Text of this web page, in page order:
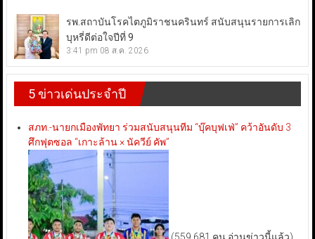
รพ.สถาบันโรคไตภูมิราชนครินทร์ สนับสนุนรายการเลิก
บุหรี่ดีต่อใจปีที่ 9
3:41 pm 08 ส.ค. 2026
5 ข่าวเด่นประจำปี
สภท.-นายกเมืองพัทยา ร่วมสนับสนุนทีม “บุ๊คบุฟเฟ่” คว้าอันดับ 3
ศึกฟุตซอล “เกาะล้าน × นัควีย์ คัพ”